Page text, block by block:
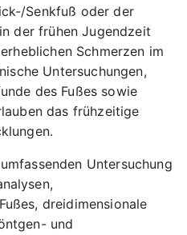
Senkfuß oder der
der frühen Jugendzeit
Schmerzen im
Untersuchungen,
des Fußes sowie
das frühzeitige
Untersuchung
dreidimensionale
und